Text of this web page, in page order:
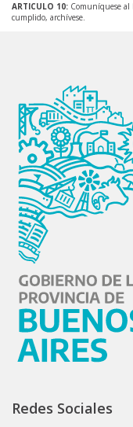
ARTICULO 10: Comuníquese al
cumplido, archívese.
Redes Sociales